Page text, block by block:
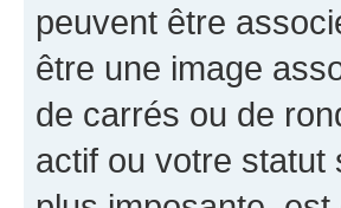
peuvent être
être une image
de carrés ou de
actif ou votre statut